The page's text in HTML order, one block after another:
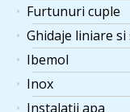
Furtunuri cuple
Ghidaje liniare
Ibemol
Inox
Instalatii apa